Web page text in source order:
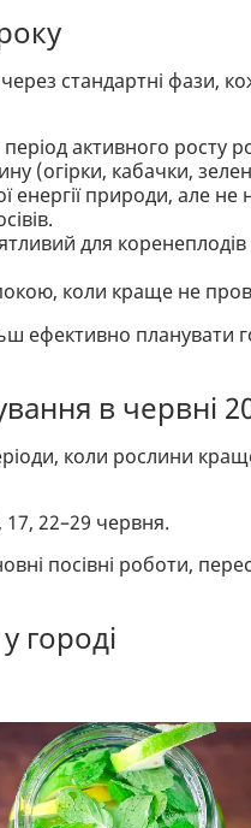
стандартні фази,
активного росту
(огірки, кабачки,
природи, але
для
коли краще не
ефективно планувати
в червні
коли рослини
17, 22–29 червня.
посівні роботи,
городі